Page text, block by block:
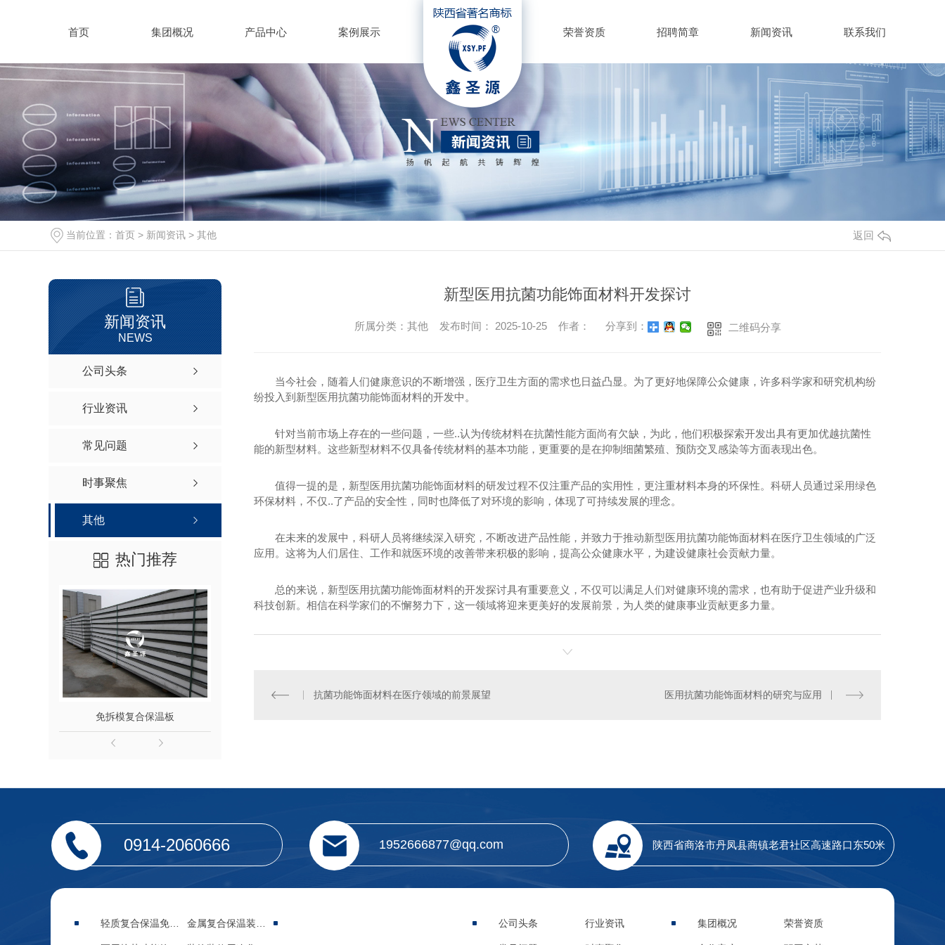
首页 集团概况 产品中心 案例展示 荣誉资质 招聘简章 新闻资讯 联系我们
当前位置： 首页 > 新闻资讯 > 其他 返回
新闻资讯
NEWS
公司头条
行业资讯
常见问题
时事聚焦
其他
热门推荐
免拆模复合保温板
新型医用抗菌功能饰面材料开发探讨
所属分类：其他 发布时间： 2025-10-25 作者： 分享到： 二维码分享
当今社会，随着人们健康意识的不断增强，医疗卫生方面的需求也日益凸显。为了更好地保障公众健康，许多科学家和研究机构纷
纷投入到新型医用抗菌功能饰面材料的开发中。
针对当前市场上存在的一些问题，一些..认为传统材料在抗菌性能方面尚有欠缺，为此，他们积极探索开发出具有更加优越抗菌性
能的新型材料。这些新型材料不仅具备传统材料的基本功能，更重要的是在抑制细菌繁殖、预防交叉感染等方面表现出色。
值得一提的是，新型医用抗菌功能饰面材料的研发过程不仅注重产品的实用性，更注重材料本身的环保性。科研人员通过采用绿色
环保材料，不仅..了产品的安全性，同时也降低了对环境的影响，体现了可持续发展的理念。
在未来的发展中，科研人员将继续深入研究，不断改进产品性能，并致力于推动新型医用抗菌功能饰面材料在医疗卫生领域的广泛
应用。这将为人们居住、工作和就医环境的改善带来积极的影响，提高公众健康水平，为建设健康社会贡献力量。
总的来说，新型医用抗菌功能饰面材料的开发探讨具有重要意义，不仅可以满足人们对健康环境的需求，也有助于促进产业升级和
科技创新。相信在科学家们的不懈努力下，这一领域将迎来更美好的发展前景，为人类的健康事业贡献更多力量。
抗菌功能饰面材料在医疗领域的前景展望 医用抗菌功能饰面材料的研究与应用
0914-2060666 1952666877@qq.com 陕西省商洛市丹凤县商镇老君社区高速路口东50米
公司头条 行业资讯 集团概况 荣誉资质